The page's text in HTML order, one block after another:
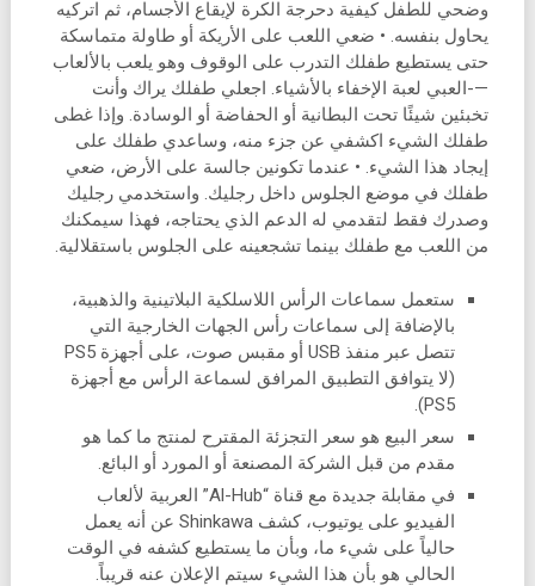
وضحي للطفل كيفية دحرجة الكرة لإيقاع الأجسام، ثم اتركيه
يحاول بنفسه. • ضعي اللعب على الأريكة أو طاولة متماسكة
حتى يستطيع طفلك التدرب على الوقوف وهو يلعب بالألعاب
—-العبي لعبة الإخفاء بالأشياء. اجعلي طفلك يراك وأنت
تخبئين شيئًا تحت البطانية أو الحفاضة أو الوسادة. وإذا غطى
طفلك الشيء اكشفي عن جزء منه، وساعدي طفلك على
إيجاد هذا الشيء. • عندما تكونين جالسة على الأرض، ضعي
طفلك في موضع الجلوس داخل رجليك. واستخدمي رجليك
وصدرك فقط لتقدمي له الدعم الذي يحتاجه، فهذا سيمكنك
من اللعب مع طفلك بينما تشجعينه على الجلوس باستقلالية.
ستعمل سماعات الرأس اللاسلكية البلاتينية والذهبية،
بالإضافة إلى سماعات رأس الجهات الخارجية التي
تتصل عبر منفذ USB أو مقبس صوت، على أجهزة PS5
(لا يتوافق التطبيق المرافق لسماعة الرأس مع أجهزة
PS5).
سعر البيع هو سعر التجزئة المقترح لمنتج ما كما هو
مقدم من قبل الشركة المصنعة أو المورد أو البائع.
في مقابلة جديدة مع قناة “Al-Hub” العربية لألعاب
الفيديو على يوتيوب، كشف Shinkawa عن أنه يعمل
حالياً على شيء ما، وبأن ما يستطيع كشفه في الوقت
الحالي هو بأن هذا الشيء سيتم الإعلان عنه قريباً.